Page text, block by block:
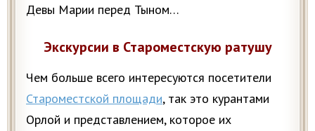
Девы Марии перед Тыном…
Экскурсии в Староместскую ратушу
Чем больше всего интересуются посетители
Староместской площади, так это курантами
Орлой и представлением, которое их